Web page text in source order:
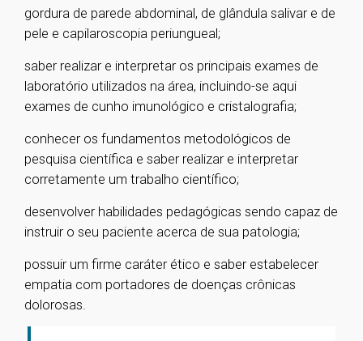
gordura de parede abdominal, de glândula salivar e de
pele e capilaroscopia periungueal;
saber realizar e interpretar os principais exames de
laboratório utilizados na área, incluindo-se aqui
exames de cunho imunológico e cristalografia;
conhecer os fundamentos metodológicos de
pesquisa científica e saber realizar e interpretar
corretamente um trabalho científico;
desenvolver habilidades pedagógicas sendo capaz de
instruir o seu paciente acerca de sua patologia;
possuir um firme caráter ético e saber estabelecer
empatia com portadores de doenças crônicas
dolorosas.